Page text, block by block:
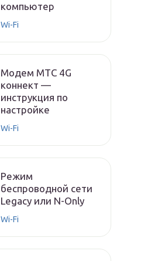
компьютер
Wi-Fi
Модем МТС 4G
коннект —
инструкция по
настройке
Wi-Fi
Режим
беспроводной сети
Legacy или N-Only
Wi-Fi